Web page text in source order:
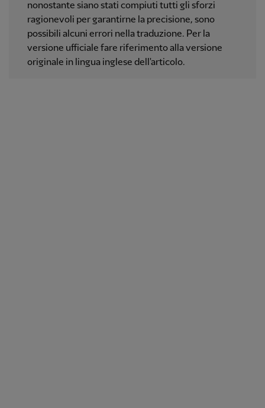
nonostante siano stati compiuti tutti gli sforzi
ragionevoli per garantirne la precisione, sono
possibili alcuni errori nella traduzione. Per la
versione ufficiale fare riferimento alla versione
originale in lingua inglese dell'articolo.